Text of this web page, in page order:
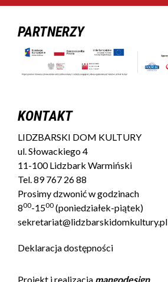
PARTNERZY
KONTAKT
LIDZBARSKI DOM KULTURY
ul. Słowackiego 4
11-100 Lidzbark Warmiński
Tel.89 767 26 88
Prosimy dzwonić w godzinach
800-1500 (poniedziałek-piątek)
sekretariat@lidzbarskidomkultury.pl
Deklaracja dostępności
Projekt i realizacja mangodesign